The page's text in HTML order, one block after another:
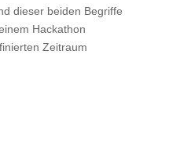
dieser beiden Begriffe
Hackathon
Zeitraum